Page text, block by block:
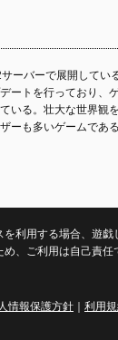
ーバーで展開してい
ートを行っており、
いる。壮大な世界観
ーも多いゲームであ
利用する場合、遊
、ご利用は自己責任
情報保護方針 利用